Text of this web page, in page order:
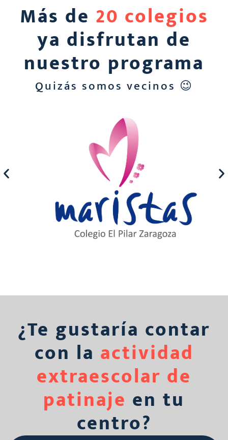
Más de 20 colegios
ya disfrutan de
nuestro programa
Quizás somos vecinos 😉
¿Te gustaría contar
con la actividad
extraescolar de
patinaje en tu
centro?